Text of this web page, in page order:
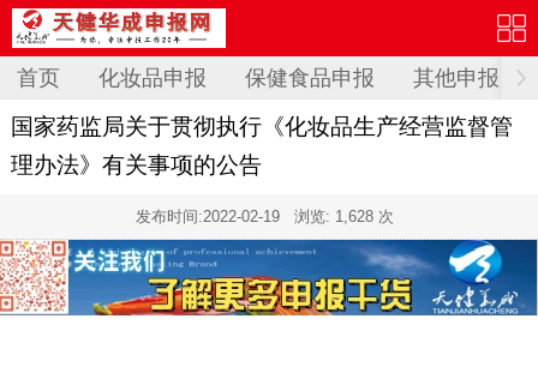
首页 化妆品申报 保健食品申报 其他申报
国家药监局关于贯彻执行《化妆品生产经营监督管
理办法》有关事项的公告
发布时间:2022-02-19 浏览: 1,628 次